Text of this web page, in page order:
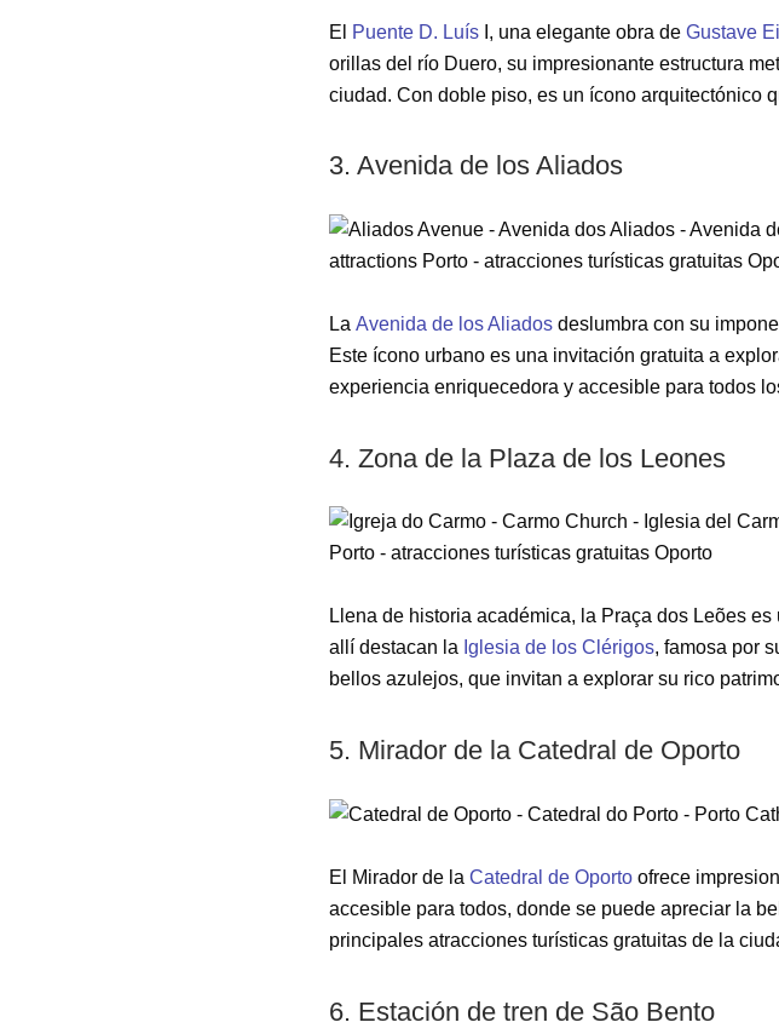
El Puente D. Luís I, una elegante obra de Gustave
orillas del río Duero, su impresionante estructura
ciudad. Con doble piso, es un ícono arquitectónico
3. Avenida de los Aliados
La Avenida de los Aliados deslumbra con su
Este ícono urbano es una invitación gratuita a
experiencia enriquecedora y accesible para todos
4. Zona de la Plaza de los Leones
Llena de historia académica, la Praça dos Leões
allí destacan la Iglesia de los Clérigos, famosa por
bellos azulejos, que invitan a explorar su rico
5. Mirador de la Catedral de Oporto
El Mirador de la Catedral de Oporto ofrece
accesible para todos, donde se puede apreciar la
principales atracciones turísticas gratuitas de la
6. Estación de tren de São Bento